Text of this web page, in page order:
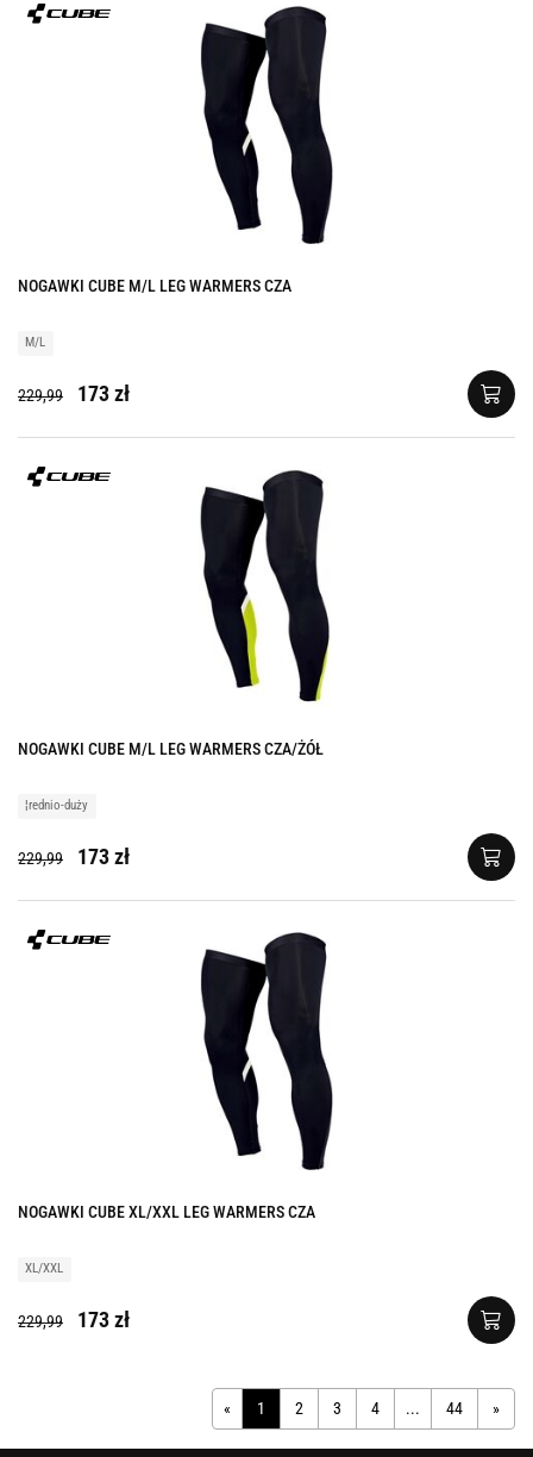
NOGAWKI CUBE M/L LEG WARMERS CZA
M/L
229,99 173 zł
NOGAWKI CUBE M/L LEG WARMERS CZA/ŻÓŁ
¦rednio-duży
229,99 173 zł
NOGAWKI CUBE XL/XXL LEG WARMERS CZA
XL/XXL
229,99 173 zł
« 1 2 3 4 ... 44 »